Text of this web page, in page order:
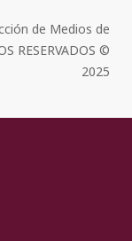
de Medios de
RESERVADOS ©
2025